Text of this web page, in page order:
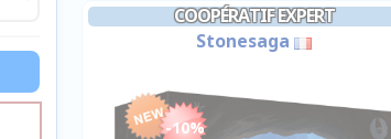
COOPÉRATIF EXPERT
Stonesaga
-10%